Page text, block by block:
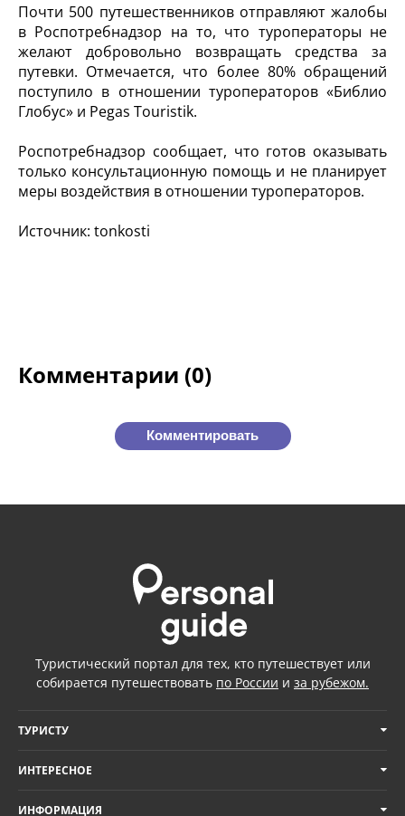
Почти 500 путешественников отправляют жалобы
в Роспотребнадзор на то, что туроператоры не
желают добровольно возвращать средства за
путевки. Отмечается, что более 80% обращений
поступило в отношении туроператоров «Библио
Глобус» и Pegas Touristik.
Роспотребнадзор сообщает, что готов оказывать
только консультационную помощь и не планирует
меры воздействия в отношении туроператоров.
Источник: tonkosti
Комментарии (0)
Комментировать
Туристический портал для тех, кто путешествует или
собирается путешествовать по России и за рубежом.
ТУРИСТУ
ИНТЕРЕСНОЕ
ИНФОРМАЦИЯ